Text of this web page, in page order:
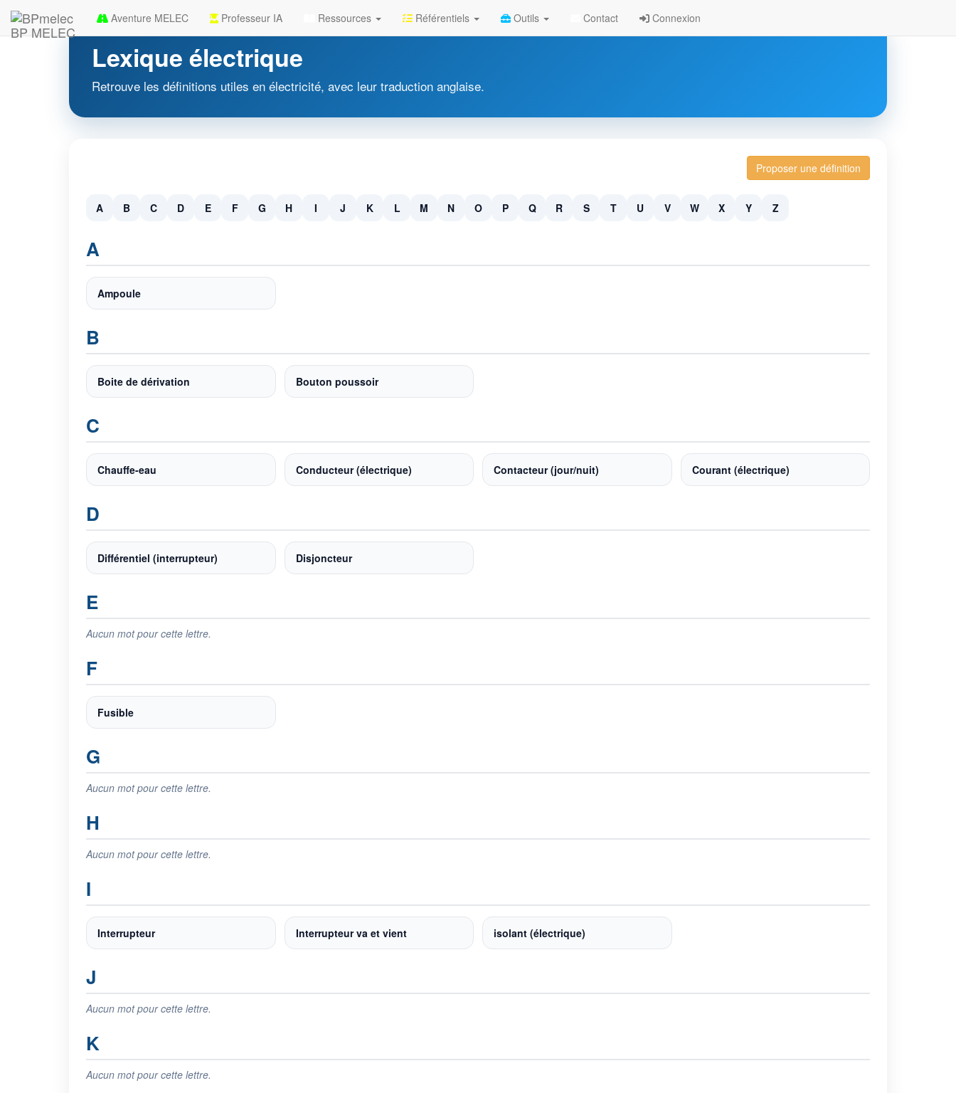
BP MELEC
Aventure MELEC Professeur IA Ressources Référentiels Outils Contact Connexion
Lexique électrique
Retrouve les définitions utiles en électricité, avec leur traduction anglaise.
Proposer une définition
A B C D E F G H I J K L M N O P Q R S T U V W X Y Z
A
Ampoule
B
Boite de dérivation Bouton poussoir
C
Chauffe-eau Conducteur (électrique) Contacteur (jour/nuit) Courant (électrique)
D
Différentiel (interrupteur) Disjoncteur
E
Aucun mot pour cette lettre.
F
Fusible
G
Aucun mot pour cette lettre.
H
Aucun mot pour cette lettre.
I
Interrupteur Interrupteur va et vient isolant (électrique)
J
Aucun mot pour cette lettre.
K
Aucun mot pour cette lettre.